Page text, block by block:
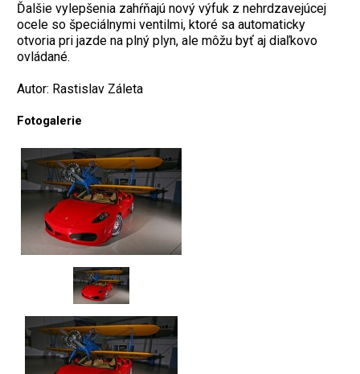
Ďalšie vylepšenia zahŕňajú nový výfuk z nehrdzavejúcej
ocele so špeciálnymi ventilmi, ktoré sa automaticky
otvoria pri jazde na plný plyn, ale môžu byť aj diaľkovo
ovládané.
Autor: Rastislav Záleta
Fotogalerie